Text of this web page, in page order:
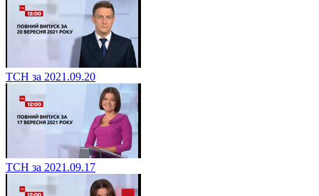
ТСН за 2021.09.20
ТСН за 2021.09.17